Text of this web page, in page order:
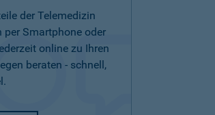
der Telemedizin
per Smartphone oder
online zu Ihren
beraten - schnell,